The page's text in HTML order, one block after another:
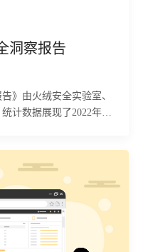
洞察报告
》由火绒安全实验室、
计数据展现了2022年新